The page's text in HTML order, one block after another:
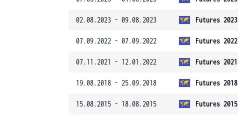
02.08.2023 - 09.08.2023 Futures 2023
07.09.2022 - 07.09.2022 Futures 2022
07.11.2021 - 12.01.2022 Futures 2021
19.08.2018 - 25.09.2018 Futures 2018
15.08.2015 - 18.08.2015 Futures 2015